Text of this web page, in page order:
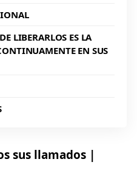
LIBERARLOS ES LA
EN SUS
sus llamados |